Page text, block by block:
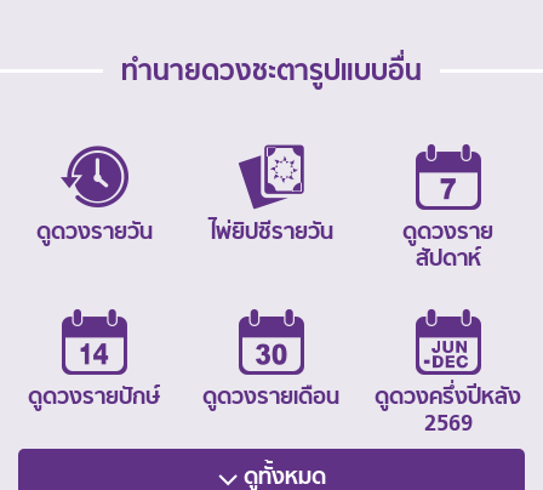
ทำนายดวงชะตารูปแบบอื่น
ดูดวงรายวัน ไพ่ยิปซีรายวัน
ดูดวงราย
สัปดาห์
ดูดวงรายปักษ์ ดูดวงรายเดือน
ดูดวงครึ่งปีหลัง
2569
ดูทั้งหมด